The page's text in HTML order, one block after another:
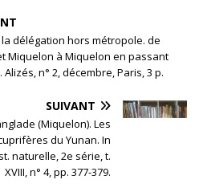
délégation hors métropole. de
Miquelon à Miquelon en passant
n° 2, décembre, Paris, 3 p.
SUIVANT
(Miquelon). Les
du Yunan. In
naturelle, 2e série, t.
XVIII, n° 4, pp. 377-379.